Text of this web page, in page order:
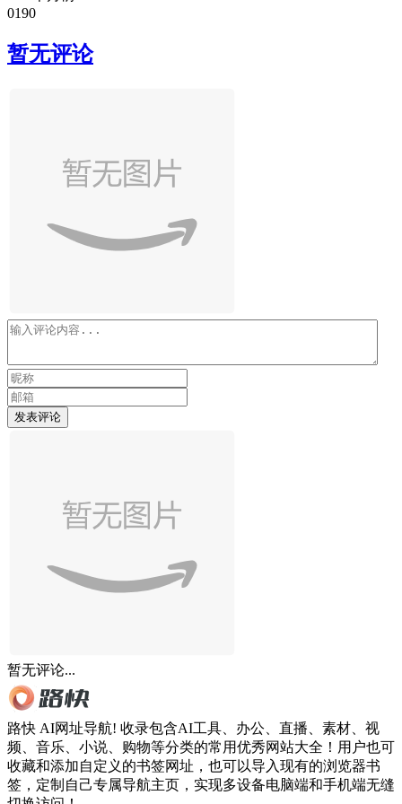
0190
暂无评论
发表评论
暂无评论...
路快 AI网址导航! 收录包含AI工具、办公、直播、素材、视
频、音乐、小说、购物等分类的常用优秀网站大全！用户也可
收藏和添加自定义的书签网址，也可以导入现有的浏览器书
签，定制自己专属导航主页，实现多设备电脑端和手机端无缝